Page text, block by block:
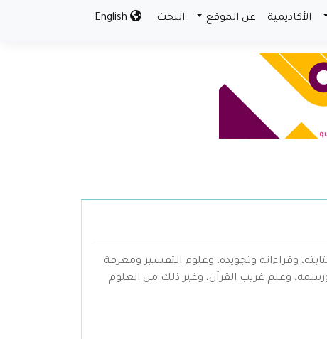
الأكاديمية عن الموقع البحث
وقراءاته وتجويده، وعلوم التفسير ومعرفة
وعلم غريب القرآن، وغير ذلك من العلوم